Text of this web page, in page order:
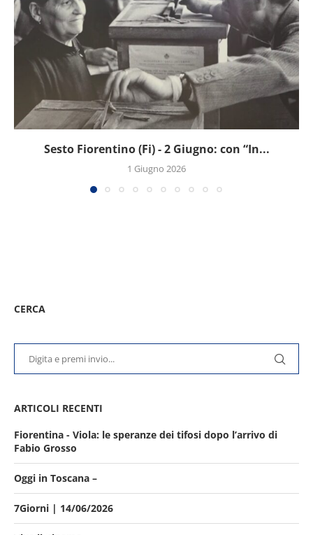
Sesto Fiorentino (Fi) - 2 Giugno: con “In...
1 Giugno 2026
CERCA
ARTICOLI RECENTI
Fiorentina - Viola: le speranze dei tifosi dopo l’arrivo di
Fabio Grosso
Oggi in Toscana –
7Giorni | 14/06/2026